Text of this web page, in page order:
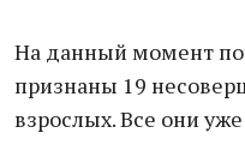
На данный момент
признаны 19
взрослых. Все они